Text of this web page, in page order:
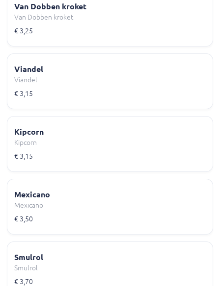
Van Dobben kroket
Van Dobben kroket
€ 3,25
Viandel
Viandel
€ 3,15
Kipcorn
Kipcorn
€ 3,15
Mexicano
Mexicano
€ 3,50
Smulrol
Smulrol
€ 3,70